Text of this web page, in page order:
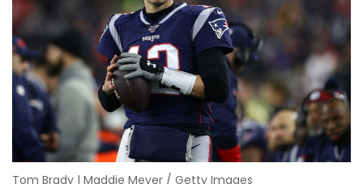
Tom Brady | Maddie Meyer / Getty Images